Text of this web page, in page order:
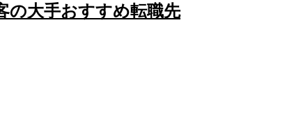
の大手おすすめ転職先